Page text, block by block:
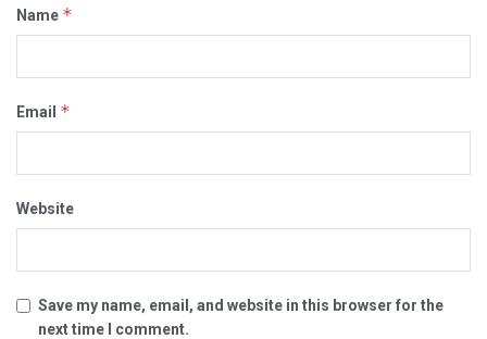
Name *
Email *
Website
Save my name, email, and website in this browser for the
next time I comment.